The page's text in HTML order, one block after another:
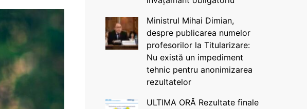
Ministrul Mihai Dimian,
despre publicarea numelor
profesorilor la Titularizare:
Nu există un impediment
tehnic pentru anonimizarea
rezultatelor
ULTIMA ORĂ Rezultate finale